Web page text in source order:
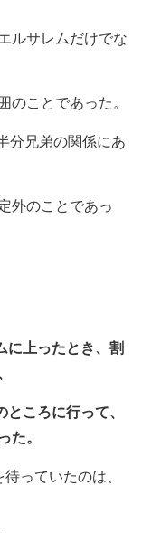
ルサレムだけでな
ことであった。
分兄弟の関係にあ
外のことであっ
に上ったとき、割
ところに行って、
た。
っていたのは、